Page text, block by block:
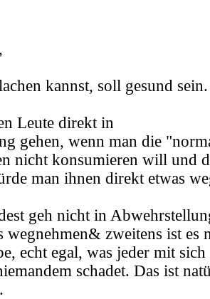
kannst, soll gesund sein.
Leute direkt in
gehen, wenn man die
nicht konsumieren will und
man ihnen direkt etwas
geh nicht in
wegnehmen& zweitens ist es
echt egal, was jeder mit
schadet. Das ist